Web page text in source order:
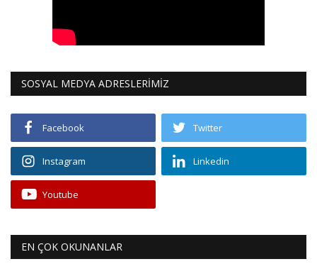
SOSYAL MEDYA ADRESLERİMİZ
Facebook Twitter
Instagram Linkedin
Youtube
EN ÇOK OKUNANLAR